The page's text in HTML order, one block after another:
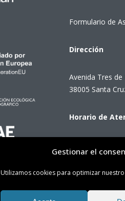
Gestionar el
Utilizamos cookies para optimizar
Formulario de
Dirección
Avenida Tres de
38005 Santa
Horario de
(presencial con